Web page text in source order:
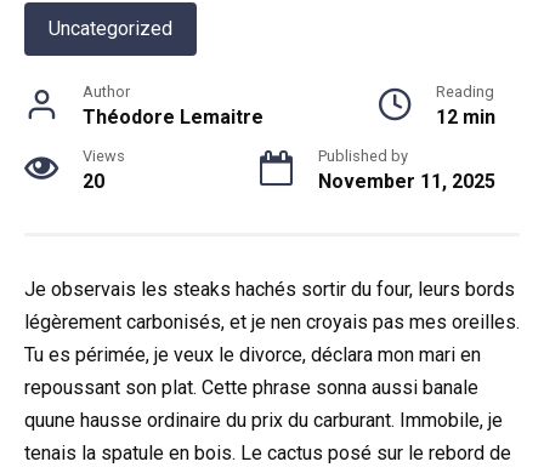
Uncategorized
Author
Théodore Lemaitre
Reading
12 min
Views
20
Published by
November 11, 2025
Je observais les steaks hachés sortir du four, leurs bords
légèrement carbonisés, et je nen croyais pas mes oreilles.
Tu es périmée, je veux le divorce, déclara mon mari en
repoussant son plat. Cette phrase sonna aussi banale
quune hausse ordinaire du prix du carburant. Immobile, je
tenais la spatule en bois. Le cactus posé sur le rebord de